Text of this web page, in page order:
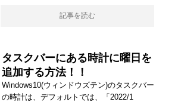
記事を読む
タスクバーにある時計に曜日を
追加する方法！！
Windows10(ウィンドウズテン)のタスクバー
の時計は、デフォルトでは、「2022/1